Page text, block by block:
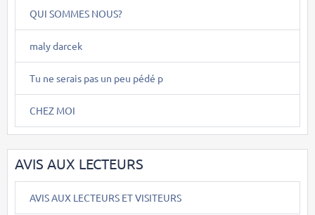
QUI SOMMES NOUS?
maly darcek
Tu ne serais pas un peu pédé p
CHEZ MOI
AVIS AUX LECTEURS
AVIS AUX LECTEURS ET VISITEURS